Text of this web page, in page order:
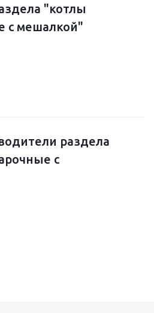
"котлы
с мешалкой"
раздела
с